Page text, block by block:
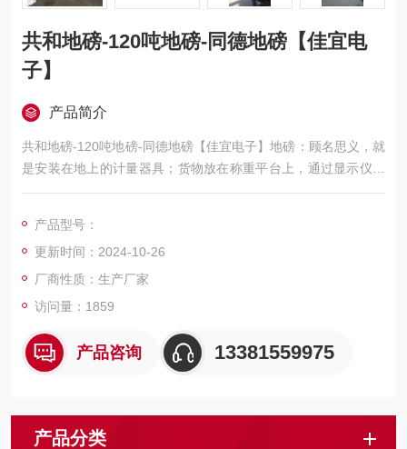
共和地磅-120吨地磅-同德地磅【佳宜电
子】
产品简介
共和地磅-120吨地磅-同德地磅【佳宜电子】地磅：顾名思义，就
是安装在地上的计量器具；货物放在称重平台上，通过显示仪表
直接显示出货物重量的一种设备；想了解或订购120吨地磅的用
放心，热切期等与您的交流和合作！
产品型号：
更新时间：2024-10-26
厂商性质：生产厂家
访问量：1859
产品咨询 13381559975
产品分类